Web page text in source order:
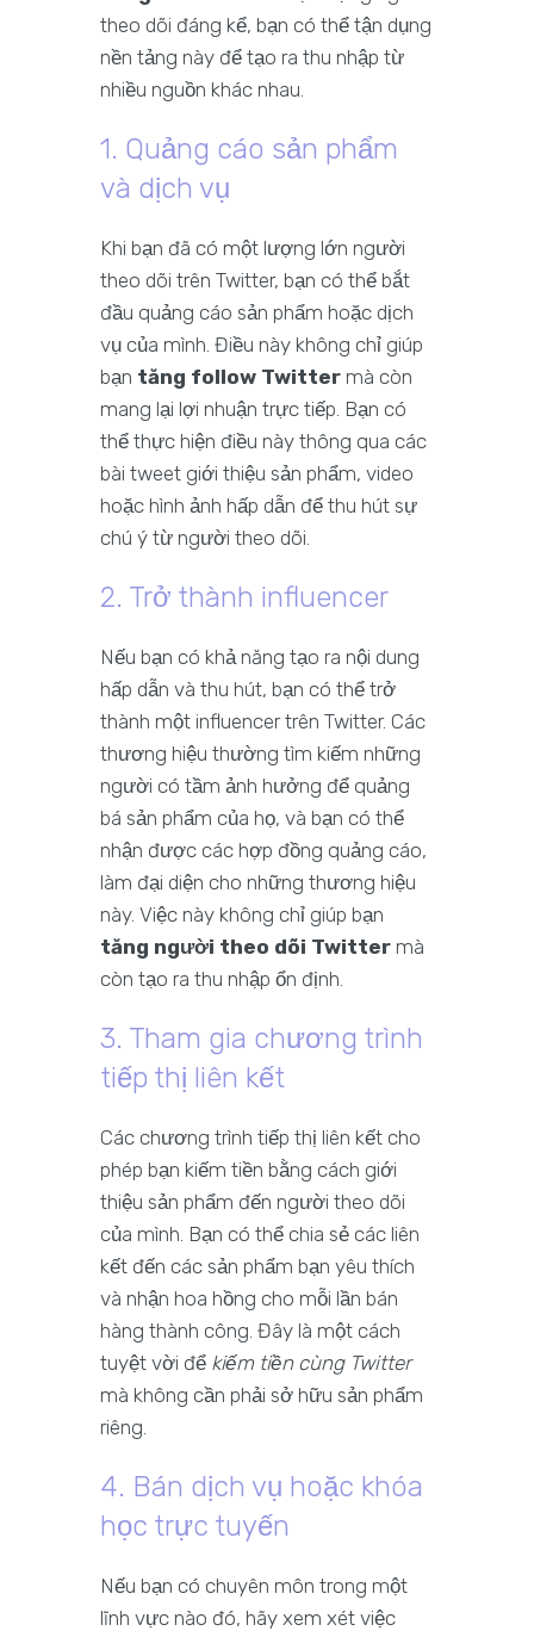
theo dõi đáng kể, bạn có thể tận dụng
nền tảng này để tạo ra thu nhập từ
nhiều nguồn khác nhau.
1. Quảng cáo sản phẩm
và dịch vụ
Khi bạn đã có một lượng lớn người
theo dõi trên Twitter, bạn có thể bắt
đầu quảng cáo sản phẩm hoặc dịch
vụ của mình. Điều này không chỉ giúp
bạn tăng follow Twitter mà còn
mang lại lợi nhuận trực tiếp. Bạn có
thể thực hiện điều này thông qua các
bài tweet giới thiệu sản phẩm, video
hoặc hình ảnh hấp dẫn để thu hút sự
chú ý từ người theo dõi.
2. Trở thành influencer
Nếu bạn có khả năng tạo ra nội dung
hấp dẫn và thu hút, bạn có thể trở
thành một influencer trên Twitter. Các
thương hiệu thường tìm kiếm những
người có tầm ảnh hưởng để quảng
bá sản phẩm của họ, và bạn có thể
nhận được các hợp đồng quảng cáo,
làm đại diện cho những thương hiệu
này. Việc này không chỉ giúp bạn
tăng người theo dõi Twitter mà
còn tạo ra thu nhập ổn định.
3. Tham gia chương trình
tiếp thị liên kết
Các chương trình tiếp thị liên kết cho
phép bạn kiếm tiền bằng cách giới
thiệu sản phẩm đến người theo dõi
của mình. Bạn có thể chia sẻ các liên
kết đến các sản phẩm bạn yêu thích
và nhận hoa hồng cho mỗi lần bán
hàng thành công. Đây là một cách
tuyệt vời để kiếm tiền cùng Twitter
mà không cần phải sở hữu sản phẩm
riêng.
4. Bán dịch vụ hoặc khóa
học trực tuyến
Nếu bạn có chuyên môn trong một
lĩnh vực nào đó, hãy xem xét việc